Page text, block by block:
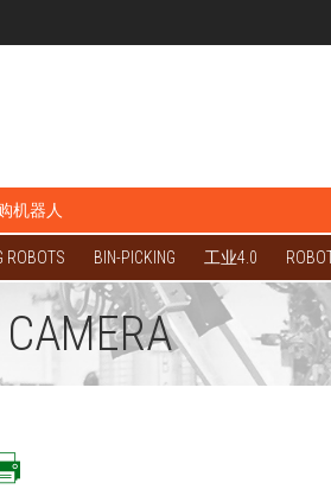
机器人
ROBOTS BIN-PICKING 工业4.0